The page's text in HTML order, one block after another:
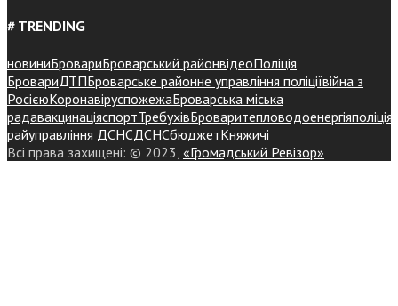
# TRENDING
новиниБровариБроварський районвідеоПоліція
БровариДТПБроварське районне управління поліціївійна з
РосієюКоронавіруспожежаБроварська міська
радавакцинаціяспортТребухівБроваритепловодоенергіяполіція
райуправління ДСНСДСНСбюджетКняжичі
Всі права захищені: © 2023, «Громадський Ревізор»